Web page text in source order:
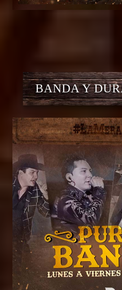
BANDA Y